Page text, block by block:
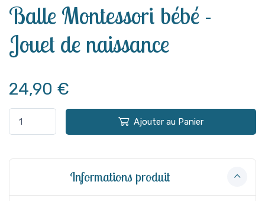
Balle Montessori bébé -
Jouet de naissance
24,90 €
Ajouter au Panier
Informations produit